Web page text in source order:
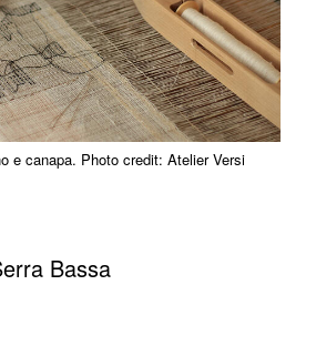
e canapa. Photo credit: Atelier Versi
Bassa